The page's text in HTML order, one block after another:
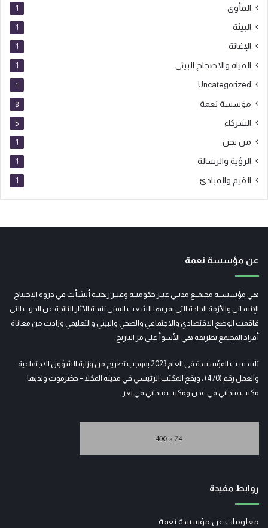
المأوى 1
البيئة 1
الإغاثة 1
المياه والاصحاح البيئي 1
Uncategorized
1
مؤسسة نعمة 8
الشركاء 5
من نحن 1
الرؤية والرسالة 1
القيم والمبادئ 1
عن مؤسسة نعمة
هي مؤسســة مجتمــع مدنــي غيــر حكوميــة وغيــر ربحيــة أنشأت في ذروة الاحتياج
الإنساني والأزمة الحادة التي يمر بها الشعب اليمني نتيجة الأثار الناتجة عن الحرب التي
فاقمت الوضع الاقتصادي والاجتماعي والصحي والبيئي والتعليمي وزادت من معاناة
أفراد المجتمع بطريقه هي الأسوأ على مر التاريخ.
تأسست المؤسسة في العام 2023 بموجب تصريح من وزارة الشؤون الاجتماعية
والعمل رقم (470) ، ويقع المكتب الرئيسي في مدينه المكلا – حضرموت ولديها
مكتب ميداني في عدن ومكتب ميداني في تعز.
روابط مفيدة
معلومات عن مؤسسة نعمة